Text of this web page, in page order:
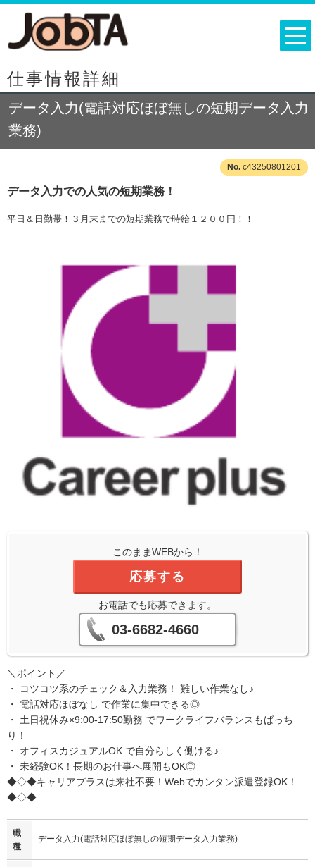
仕事情報詳細
データ入力(電話対応ほぼ無しの短期データ入力
業務)
c43250801201
データ入力での人気の短期業務！
平日＆日勤帯！３月末までの短期業務で時給１２００円！！
このままWEBから！
応募する
お電話でも応募できます。
03-6682-4660
＼ポイント／
・ コツコツ系のチェック＆入力業務！ 難しい作業なし♪
・ 電話対応ほぼなし で作業に集中できる◎
・ 土日祝休み×9:00-17:50勤務 でワークライフバランスもばっち
り！
・ オフィスカジュアルOK で自分らしく働ける♪
・ 未経験OK！長期のお仕事へ展開もOK◎
◆◇◆キャリアプラスは来社不要！Webでカンタン派遣登録OK！
◆◇◆
職
種
データ入力(電話対応ほぼ無しの短期データ入力業務)